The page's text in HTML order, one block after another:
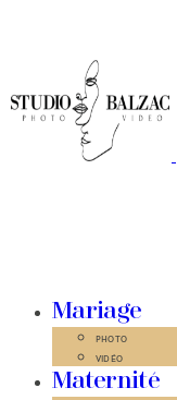
Mariage
PHOTO
VIDÉO
Maternité